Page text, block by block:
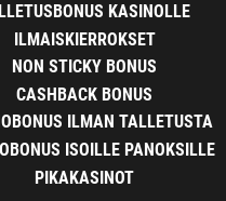
KASINOLLE
ILMAISKIERROKSET
NON STICKY BONUS
CASHBACK BONUS
ILMAN TALLETUSTA
ISOILLE PANOKSILLE
PIKAKASINOT